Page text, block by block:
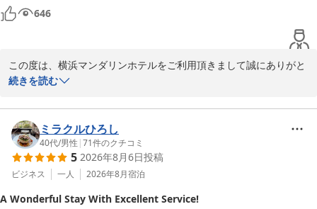
横浜マンダリンホテル
朝食ビュッフェもとても美味しかったです。
646
この度は、横浜マンダリンホテルをご利用頂きまして誠にありがと
うございます。
変を頂戴し大変励みになります。
これからも安心してお寛ぎいただける空間をご提供できるよう、変
わらぬサービスとより一層の品質向上に努めてまいります。
この度はお忙しい中ご投稿頂きまして誠にありがとうございまし
た。
続きを読む
ミラクルひろし
40代/男性 |71件のクチコミ
5 2026年8月6日投稿
ビジネス 一人 2026年8月宿泊
A Wonderful Stay With Excellent Service!